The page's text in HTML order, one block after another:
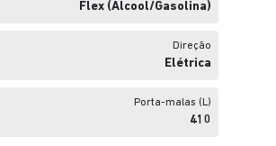
Flex (álcool/gasolina)
Direção
Elétrica
Porta-malas (L)
410